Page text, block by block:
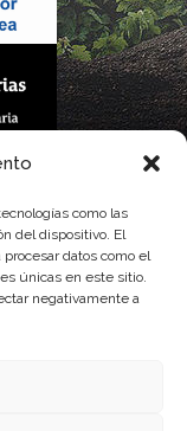
como las
del dispositivo. El
datos como el
únicas en este sitio.
negativamente a
Regulador es financiada,
del Instituto Canario de